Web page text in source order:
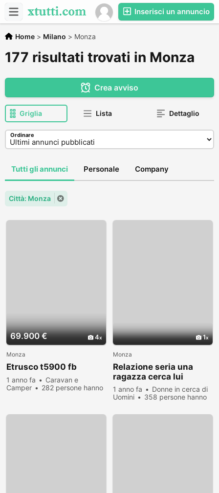
Inserisci un annuncio
Home > Milano > Monza
177 risultati trovati in Monza
Crea avviso
Griglia Lista Dettaglio
Ordinare
Tutti gli annunci Personale Company
Città: Monza
69.900 € 4
Monza
Etrusco t5900 fb
1 anno fa
Caravan e
Camper
282 persone hanno
1
Monza
Relazione seria una
ragazza cerca lui
1 anno fa
Donne in cerca di
Uomini
358 persone hanno